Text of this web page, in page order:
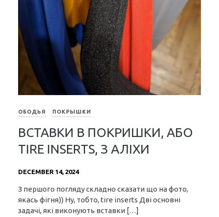
ОБОДЬЯ ПОКРЫШКИ
ВСТАВКИ В ПОКРИШКИ, АБО
TIRE INSERTS, З АЛІХИ
DECEMBER 14, 2024
З першого погляду складно сказати що на фото,
якась фігня)) Ну, тобто, tire inserts Дві основні
задачі, які виконують вставки […]